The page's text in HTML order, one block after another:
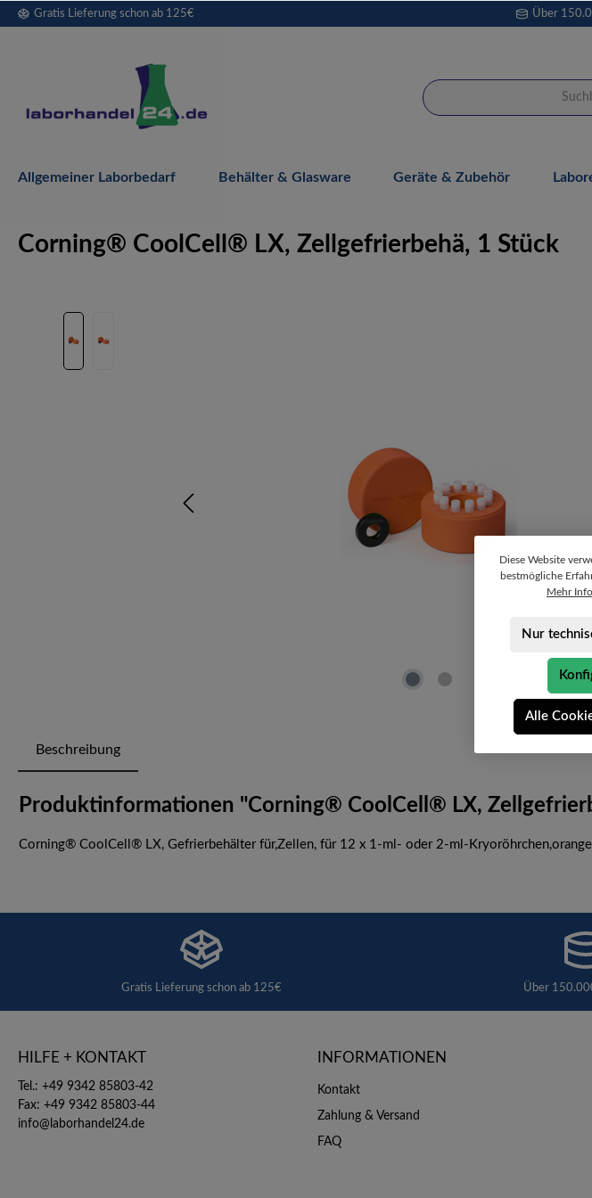
Zur Hauptnavigation springen
Gratis Lieferung schon ab 125€ Über
Allgemeiner Laborbedarf Behälter & Glasware Geräte & Zubehör
Corning® CoolCell® LX, Zellgefrierbehä, 1 Stück
Bildergalerie überspringen
Beschreibung
Produktinformationen "Corning® CoolCell® LX,
Corning® CoolCell® LX, Gefrierbehälter für,Zellen, für 12 x 1-ml- oder 2-ml-
Gratis Lieferung schon ab 125€ Über
HILFE + KONTAKT
Tel.: +49 9342 85803-42
Fax: +49 9342 85803-44
info@laborhandel24.de
INFORMATIONEN
Kontakt
Zahlung & Versand
FAQ
Diese Website
bestmögliche
Mehr
Nur
Alle